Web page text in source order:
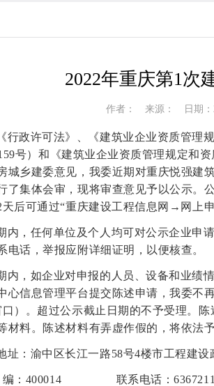
2022年重庆第1次
作者： 来源： 日期：
行政许可法》、《建筑业企业资质管理
159号）和《建筑业企业资质管理规定和
城乡建委意见，我委近期对重庆悦强建
了集体会审，现将审查意见予以公示。
天后可通过“重庆建设工程信息网→网上
内，任何单位及个人均可对公示企业申
电话，举报应附详细证明，以便核查。
内，如企业对申报的人员、设备和业绩
心信息管理平台提交陈述申请，我委不
）。超过公示截止日期的不予受理。
材料。陈述材料有弄虚作假的，将依法予
址：渝中区长江一路58号4楼市工程建设
：400014 联系电话：